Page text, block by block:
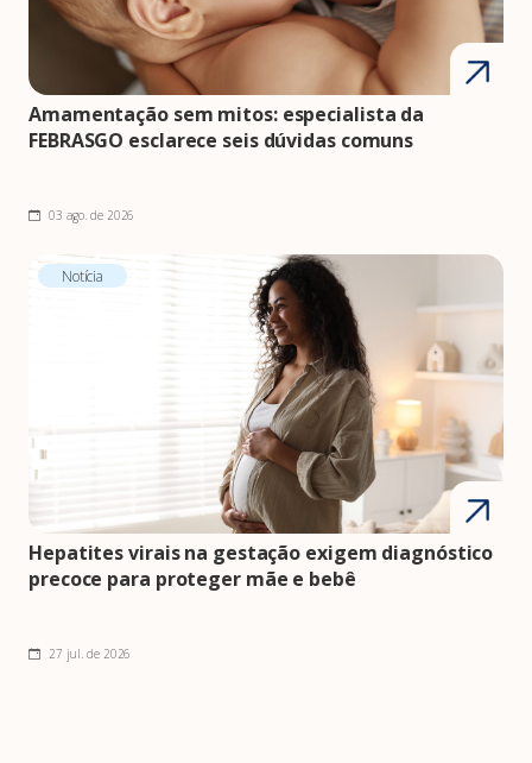
Amamentação sem mitos: especialista da
FEBRASGO esclarece seis dúvidas comuns
03 ago. de 2026
Notícia
Hepatites virais na gestação exigem diagnóstico
precoce para proteger mãe e bebê
27 jul. de 2026